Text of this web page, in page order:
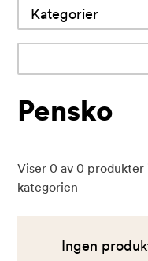
Pensko
Kategorier
Viser 0 av 0 produkter
kategorien
Ingen